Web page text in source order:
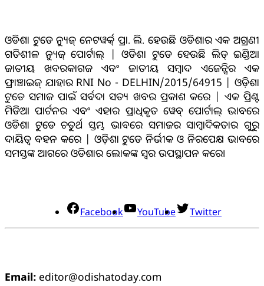
ଓଡିଶା ଟୁଡେ ନ୍ୟୁଜ୍ ନେଟୱର୍କ୍ ପ୍ରା. ଲି. ହେଉଛି ଓଡିଶାର ଏକ ଅଗ୍ରଣୀ
ଗତିଶୀଳ ନ୍ୟୁଜ୍ ପୋର୍ଟାଲ୍ | ଓଡିଶା ଟୁଡେ ହେଉଛି ଲିଡ୍ ଇଣ୍ଡିଆ
ଜାତୀୟ ଖବରକାଗଜ ଏବଂ ଜାତୀୟ ସମ୍ବାଦ ଏଜେନ୍ସିର ଏକ
ଫ୍ରାଞ୍ଚାଇଜ୍ ଯାହାର RNI No - DELHIN/2015/64915 | ଓଡ଼ିଶା
ଟୁଡେ ସମାଜ ପାଇଁ ସର୍ବଦା ସତ୍ୟ ଖବର ପ୍ରକାଶ କରେ | ଏକ ପ୍ରିଣ୍ଟ
ମିଡିଆ ପାର୍ଟନର ଏବଂ ଏହାର ପ୍ରାଧିକୃତ ୱେବ୍ ପୋର୍ଟାଲ୍ ଭାବରେ
ଓଡିଶା ଟୁଡେ ଚତୁର୍ଥ ସ୍ତମ୍ଭ ଭାବରେ ସମାଜର ସାମ୍ବାଦିକତାର ଗୁରୁ
ଦାୟିତ୍ବ ବହନ କରେ | ଓଡ଼ିଶା ଟୁଡେ ନିର୍ଭୀକ ଓ ନିରପେକ୍ଷ ଭାବରେ
ସମସ୍ତଙ୍କ ଆଗରେ ଓଡିଶାର ଲୋକଙ୍କ ସ୍ୱର ଉପସ୍ଥାପନ କରେ।
Facebook YouTube Twitter
Email: editor@odishatoday.com